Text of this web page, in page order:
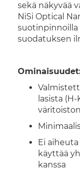
sekä näkyvää
NiSi Optical
suotinpinnoilla
suodatuksen
lasista
Ei
käyttää
kanssa